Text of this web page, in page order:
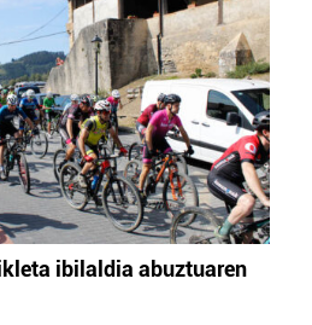
ibilaldia abuztuaren